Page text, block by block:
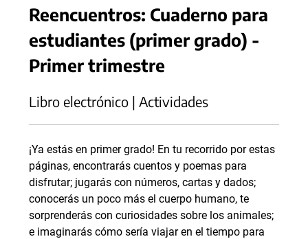
Reencuentros: Cuaderno para
estudiantes (primer grado) -
Primer trimestre
Libro electrónico | Actividades
¡Ya estás en primer grado! En tu recorrido por estas
páginas, encontrarás cuentos y poemas para
disfrutar; jugarás con números, cartas y dados;
conocerás un poco más el cuerpo humano, te
sorprenderás con curiosidades sobre los animales;
e imaginarás cómo sería viajar en el tiempo para